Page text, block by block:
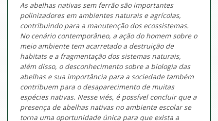
As abelhas nativas sem ferrão são importantes
polinizadores em ambientes naturais e agrícolas,
contribuindo para a manutenção dos ecossistemas.
No cenário contemporâneo, a ação do homem sobre o
meio ambiente tem acarretado a destruição de
habitats e a fragmentação dos sistemas naturais,
além disso, o desconhecimento sobre a biologia das
abelhas e sua importância para a sociedade também
contribuem para o desaparecimento de muitas
espécies nativas. Nesse viés, é possível concluir que a
presença de abelhas nativas no ambiente escolar se
torna uma oportunidade única para que exista a